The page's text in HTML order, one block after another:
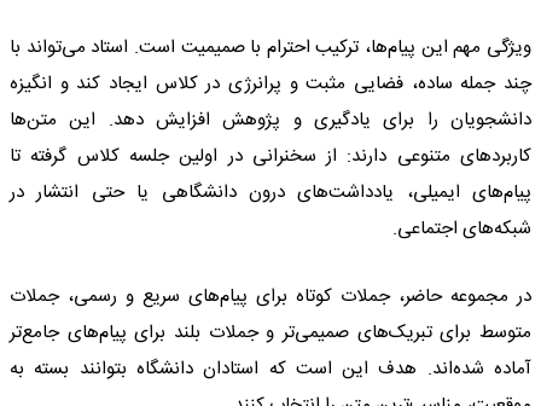
ویژگی مهم این پیام‌ها، ترکیب احترام با صمیمیت است. استاد می‌تواند با
چند جمله ساده، فضایی مثبت و پرانرژی در کلاس ایجاد کند و انگیزه
دانشجویان را برای یادگیری و پژوهش افزایش دهد. این متن‌ها
کاربردهای متنوعی دارند: از سخنرانی در اولین جلسه کلاس گرفته تا
پیام‌های ایمیلی، یادداشت‌های درون دانشگاهی یا حتی انتشار در
شبکه‌های اجتماعی.
در مجموعه حاضر، جملات کوتاه برای پیام‌های سریع و رسمی، جملات
متوسط برای تبریک‌های صمیمی‌تر و جملات بلند برای پیام‌های جامع‌تر
آماده شده‌اند. هدف این است که استادان دانشگاه بتوانند بسته به